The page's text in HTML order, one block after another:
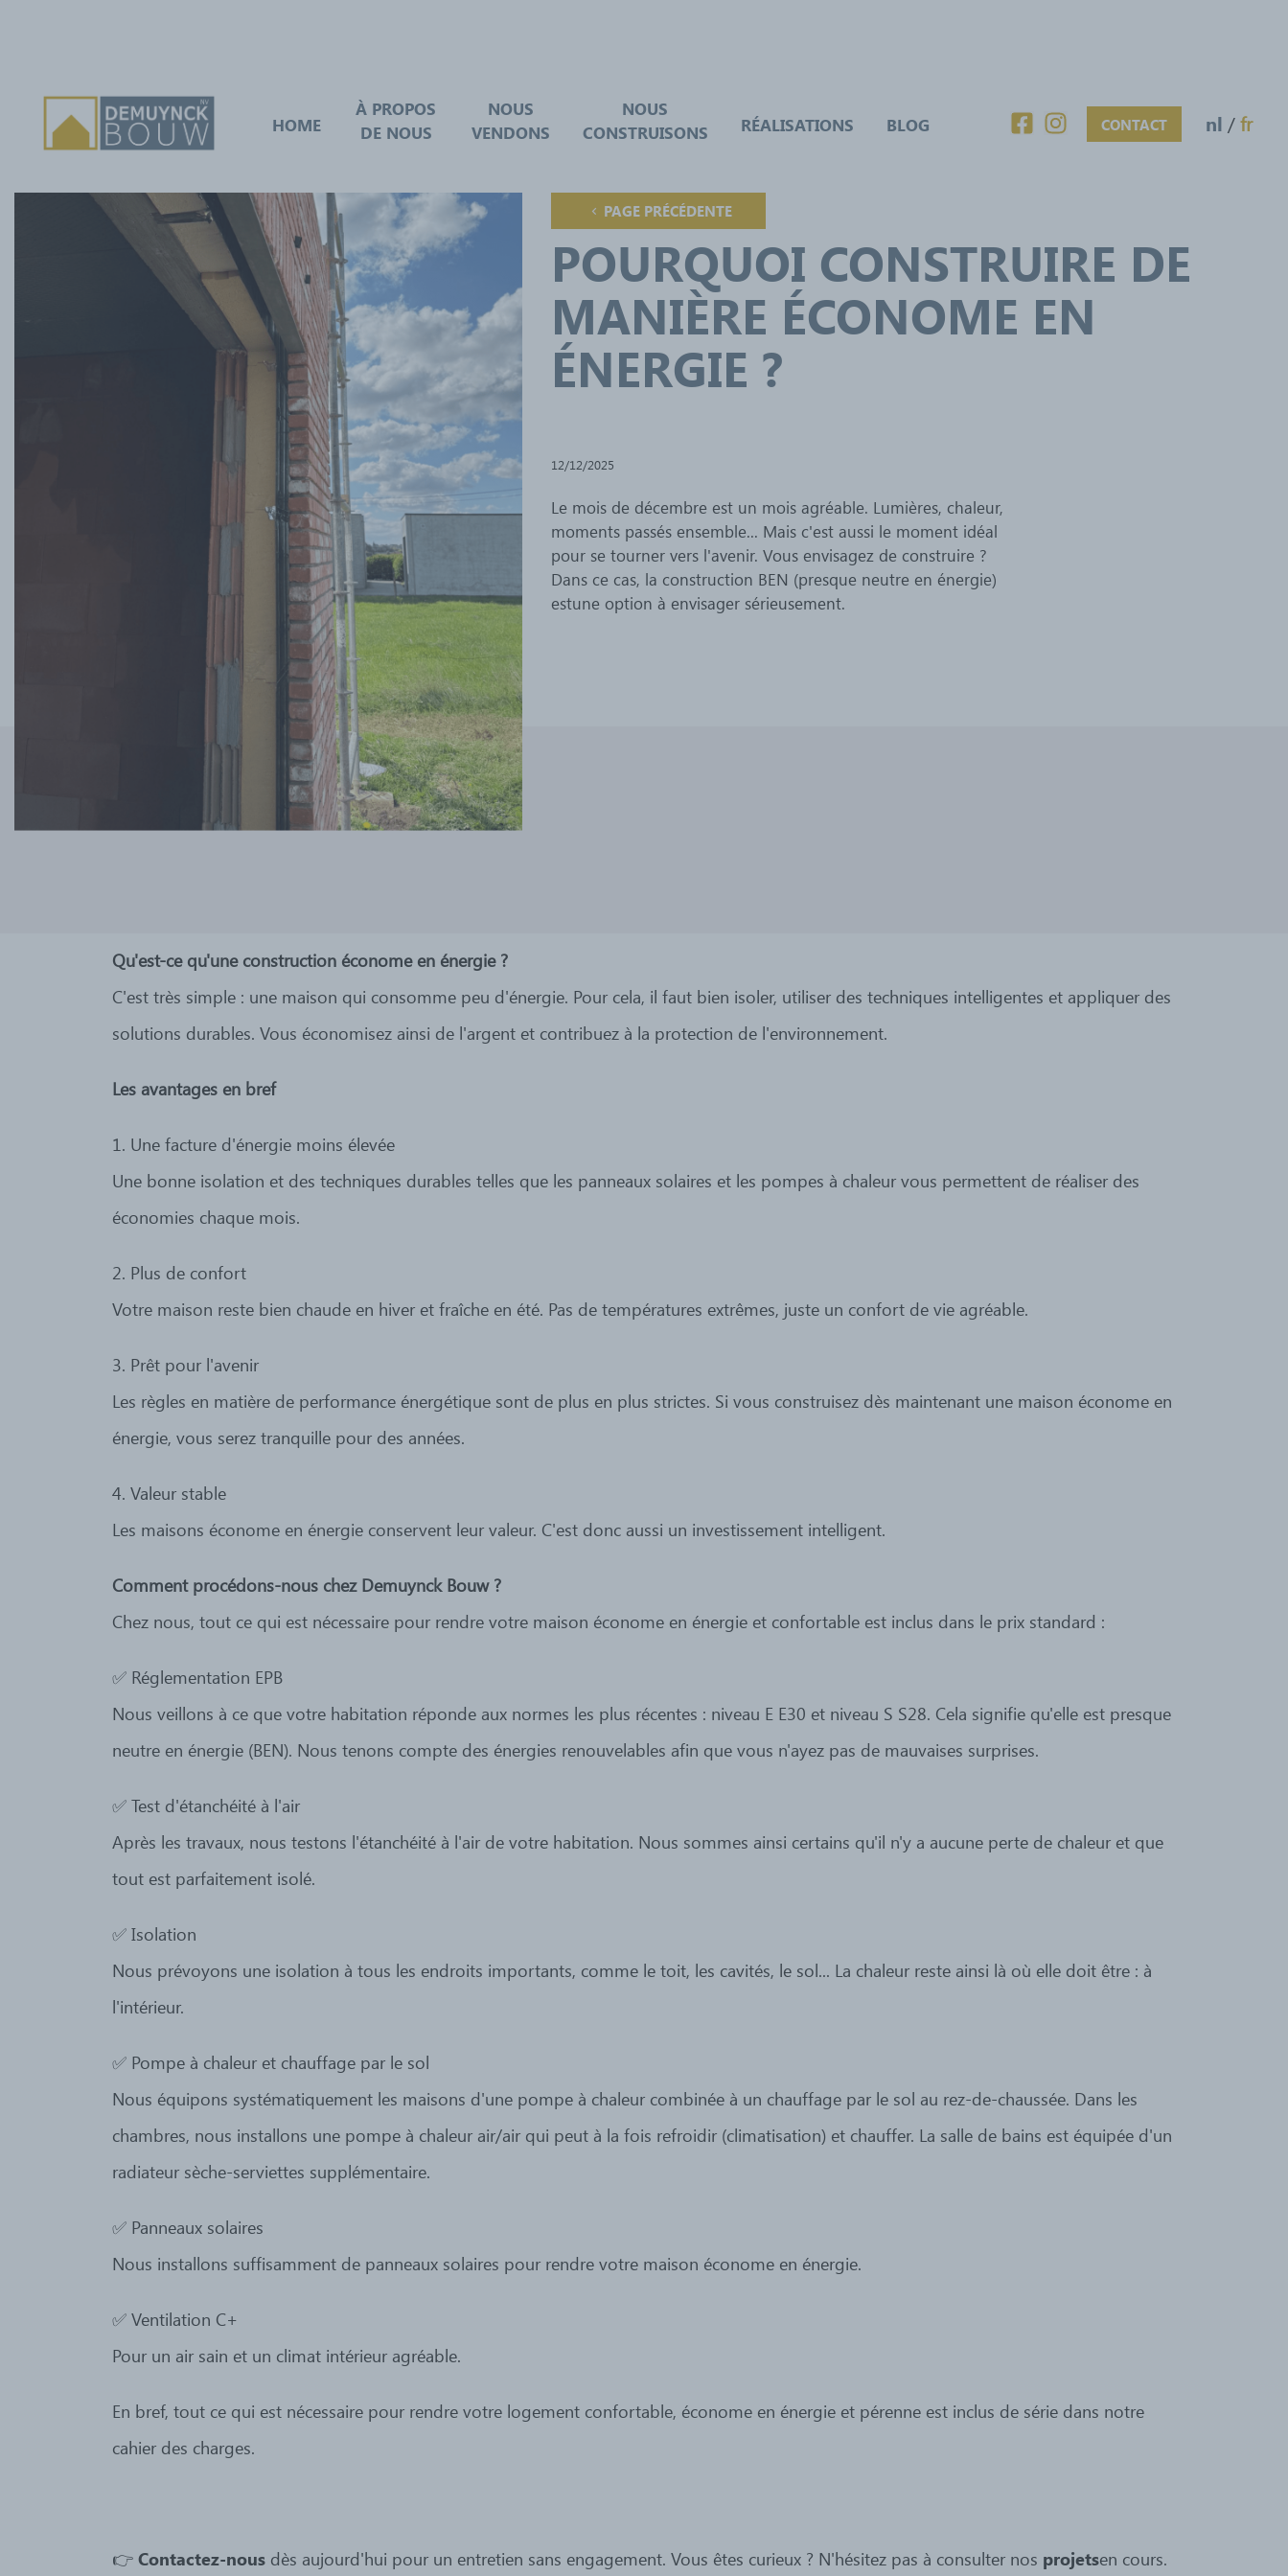
HOME
À PROPOS
DE NOUS
NOUS
VENDONS
NOUS
CONSTRUISONS
RÉALISATIONS BLOG CONTACT nl /fr
12/12/2025
Le mois de décembre est un mois agréable. Lumières, chaleur,
moments passés ensemble... Mais c'est aussi le moment idéal
pour se tourner vers l'avenir. Vous envisagez de construire ?
Dans ce cas, la construction BEN (presque neutre en énergie)
estune option à envisager sérieusement.
POURQUOI CONSTRUIRE DE
MANIÈRE ÉCONOME EN
ÉNERGIE ?
PAGE PRÉCÉDENTE
Qu'est-ce qu'une construction économe en énergie ?
C'est très simple : une maison qui consomme peu d'énergie. Pour cela, il faut bien isoler, utiliser des techniques intelligentes et appliquer des
solutions durables. Vous économisez ainsi de l'argent et contribuez à la protection de l'environnement.
Les avantages en bref
1. Une facture d'énergie moins élevée
Une bonne isolation et des techniques durables telles que les panneaux solaires et les pompes à chaleur vous permettent de réaliser des
économies chaque mois.
2. Plus de confort
Votre maison reste bien chaude en hiver et fraîche en été. Pas de températures extrêmes, juste un confort de vie agréable.
3. Prêt pour l'avenir
Les règles en matière de performance énergétique sont de plus en plus strictes. Si vous construisez dès maintenant une maison économe en
énergie, vous serez tranquille pour des années.
4. Valeur stable
Les maisons économe en énergie conservent leur valeur. C'est donc aussi un investissement intelligent.
Comment procédons-nous chez Demuynck Bouw ?
Chez nous, tout ce qui est nécessaire pour rendre votre maison économe en énergie et confortable est inclus dans le prix standard :
✅ Réglementation EPB
Nous veillons à ce que votre habitation réponde aux normes les plus récentes : niveau E E30 et niveau S S28. Cela signifie qu'elle est presque
neutre en énergie (BEN). Nous tenons compte des énergies renouvelables afin que vous n'ayez pas de mauvaises surprises.
✅ Test d'étanchéité à l'air
Après les travaux, nous testons l'étanchéité à l'air de votre habitation. Nous sommes ainsi certains qu'il n'y a aucune perte de chaleur et que
tout est parfaitement isolé.
✅ Isolation
Nous prévoyons une isolation à tous les endroits importants, comme le toit, les cavités, le sol... La chaleur reste ainsi là où elle doit être : à
l'intérieur.
✅ Pompe à chaleur et chauffage par le sol
Nous équipons systématiquement les maisons d'une pompe à chaleur combinée à un chauffage par le sol au rez-de-chaussée. Dans les
chambres, nous installons une pompe à chaleur air/air qui peut à la fois refroidir (climatisation) et chauffer. La salle de bains est équipée d'un
radiateur sèche-serviettes supplémentaire.
✅ Panneaux solaires
Nous installons suffisamment de panneaux solaires pour rendre votre maison économe en énergie.
✅ Ventilation C+
Pour un air sain et un climat intérieur agréable.
En bref, tout ce qui est nécessaire pour rendre votre logement confortable, économe en énergie et pérenne est inclus de série dans notre
cahier des charges.
👉 Contactez-nous dès aujourd'hui pour un entretien sans engagement. Vous êtes curieux ? N'hésitez pas à consulter nos projetsen cours.